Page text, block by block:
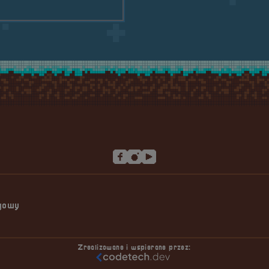
Zrealizowane i wspierane przez: